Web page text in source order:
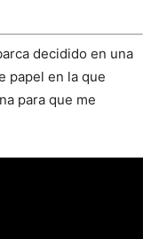
decidido en una
papel en la que
para que me